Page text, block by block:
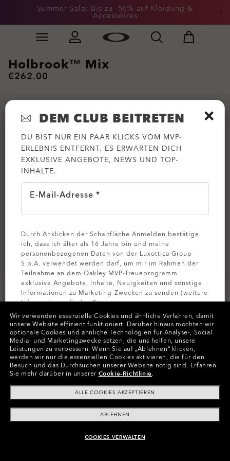
Skip to
Summer-Sale: Bis zu -50% auf Kleidung &
Accessoires
Slide 2 of 3. Summer-Sale: Bis zu -50% auf Kleidung &
ZUM WARENKORB HINZUFÜGEN
Holbrook™ Mix
€262.00
Farben (3) Gläser Prizm Black Polarized,
GestellPolished Black
Größe:Eine Größe für alle
PassformNormale - Mit Hohem Steg
Größenanleitung ansehen
Wir verwenden essenzielle Cookies und ähnliche Verfahren, damit
unsere Website effizient funktioniert. Darüber hinaus möchten wir
optionale Cookies und ähnliche Technologien für Analyse-, Social
Media- und Marketingzwecke setzen, die uns helfen, unsere
Leistungen zu verbessern. Wenn Sie auf „Ablehnen“ klicken,
werden wir nur die essenziellen Cookies aktivieren, die für den
Besuch und das Durchsuchen unserer Website nötig sind. Erfahren
Sie mehr darüber in unserer Cookie-Richtlinie.
ALLE COOKIES AKZEPTIEREN
ABLEHNEN
COOKIES VERWALTEN
DEM CLUB BEITRETEN
DU BIST NUR EIN PAAR KLICKS VOM MVP-
ERLEBNIS ENTFERNT. ES ERWARTEN DICH
EXKLUSIVE ANGEBOTE, NEWS UND TOP-
INHALTE.
E-Mail-Adresse *
Durch Anklicken der Schaltfläche Anmelden bestätige
ich, dass ich älter als 16 Jahre bin und meine
personenbezogenen Daten von der Luxottica Group
S.p.A. verwendet werden darf, um mir im Rahmen der
Teilnahme an dem Oakley MVP-Treueprogramm
exklusive Angebote, Inhalte, Neuigkeiten und sonstige
Informationen zu Marketing-Zwecken zu senden (weitere
Informationen finden Sie in unserer
Datenschutzbestimmungen ).
MELDEN SIE